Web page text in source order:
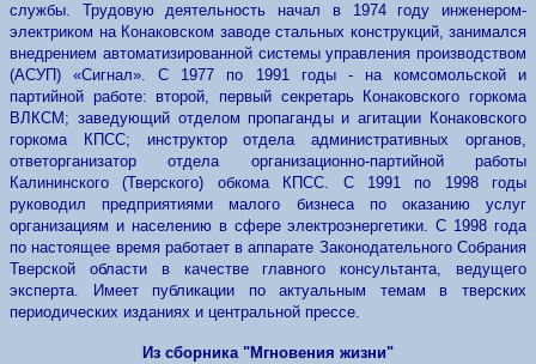
службы. Трудовую деятельность начал в 1974 году инженером-
электриком на Конаковском заводе стальных конструкций, занимался
внедрением автоматизированной системы управления производством
(АСУП) «Сигнал». С 1977 по 1991 годы - на комсомольской и
партийной работе: второй, первый секретарь Конаковского горкома
ВЛКСМ; заведующий отделом пропаганды и агитации Конаковского
горкома КПСС; инструктор отдела административных органов,
ответорганизатор отдела организационно-партийной работы
Калининского (Тверского) обкома КПСС. С 1991 по 1998 годы
руководил предприятиями малого бизнеса по оказанию услуг
организациям и населению в сфере электроэнергетики. С 1998 года
по настоящее время работает в аппарате Законодательного Собрания
Тверской области в качестве главного консультанта, ведущего
эксперта. Имеет публикации по актуальным темам в тверских
периодических изданиях и центральной прессе.
Из сборника "Мгновения жизни"